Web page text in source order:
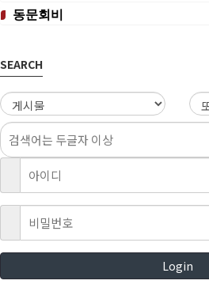
동문회비
SEARCH
Login